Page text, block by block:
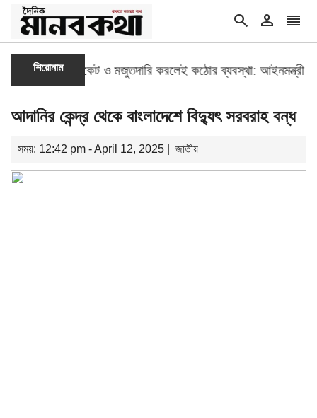
search person reorder
শিরোনাম
বাজার সিন্ডিকেট ও মজুতদারি করলেই কঠোর ব্যবস্থা: আইনমন্ত্রী double_arrow
আদানির কেন্দ্র থেকে বাংলাদেশে বিদ্যুৎ সরবরাহ বন্ধ
সময়: 12:42 pm - April 12, 2025 | জাতীয়